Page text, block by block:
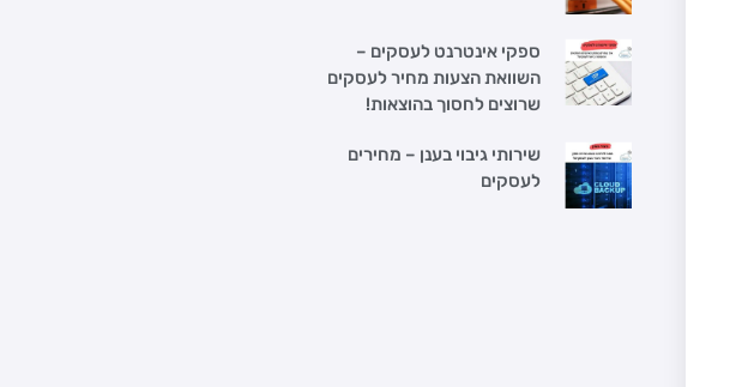
ספקי אינטרנט לעסקים –
השוואת הצעות מחיר לעסקים
שרוצים לחסוך בהוצאות!
שירותי גיבוי בענן – מחירים
לעסקים